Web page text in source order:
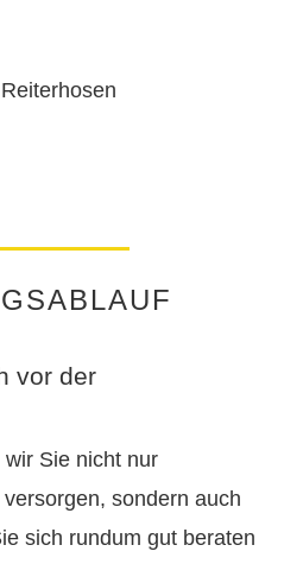
vor der
Sie nicht nur
sondern auch
sich rundum gut beraten